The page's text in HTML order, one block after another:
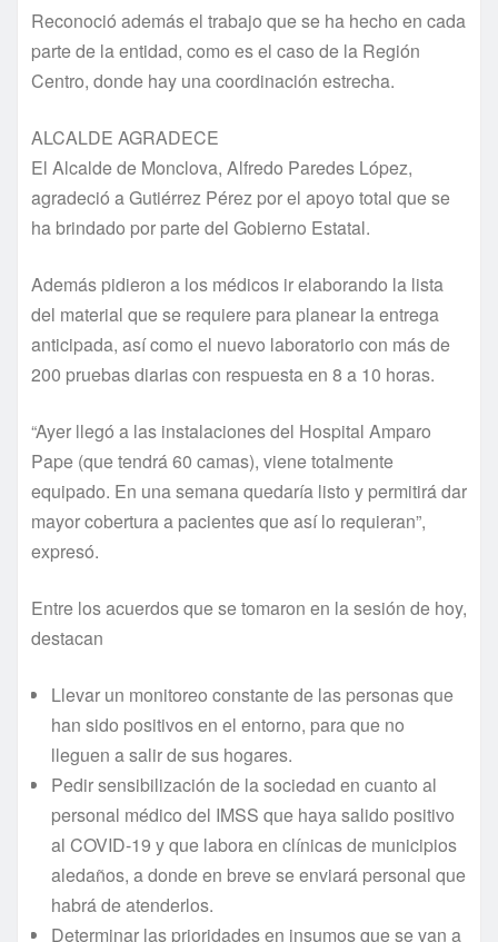
Reconoció además el trabajo que se ha hecho en cada
parte de la entidad, como es el caso de la Región
Centro, donde hay una coordinación estrecha.
ALCALDE AGRADECE
El Alcalde de Monclova, Alfredo Paredes López,
agradeció a Gutiérrez Pérez por el apoyo total que se
ha brindado por parte del Gobierno Estatal.
Además pidieron a los médicos ir elaborando la lista
del material que se requiere para planear la entrega
anticipada, así como el nuevo laboratorio con más de
200 pruebas diarias con respuesta en 8 a 10 horas.
“Ayer llegó a las instalaciones del Hospital Amparo
Pape (que tendrá 60 camas), viene totalmente
equipado. En una semana quedaría listo y permitirá dar
mayor cobertura a pacientes que así lo requieran”,
expresó.
Entre los acuerdos que se tomaron en la sesión de hoy,
destacan
Llevar un monitoreo constante de las personas que
han sido positivos en el entorno, para que no
lleguen a salir de sus hogares.
Pedir sensibilización de la sociedad en cuanto al
personal médico del IMSS que haya salido positivo
al COVID-19 y que labora en clínicas de municipios
aledaños, a donde en breve se enviará personal que
habrá de atenderlos.
Determinar las prioridades en insumos que se van a